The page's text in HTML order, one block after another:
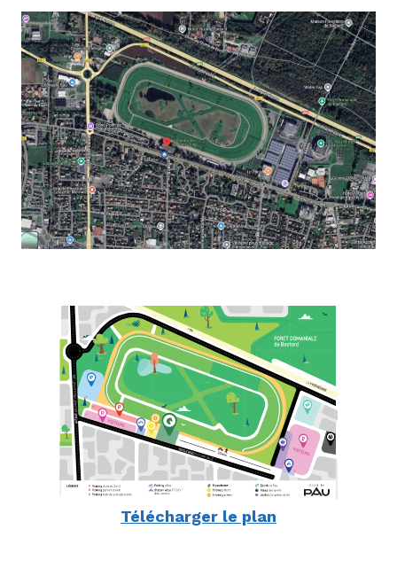
Télécharger le plan